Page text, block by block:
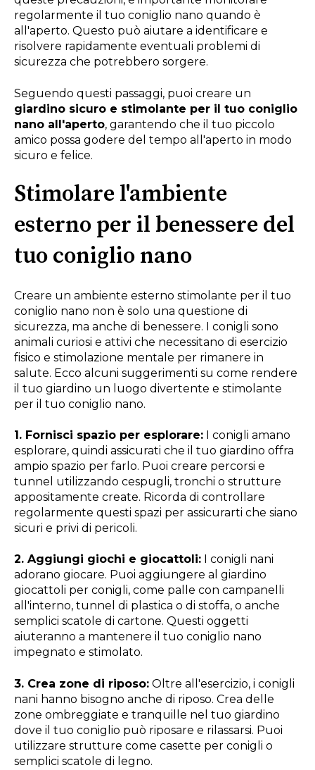
regolarmente il tuo coniglio nano quando è
all'aperto. Questo può aiutare a identificare e
risolvere rapidamente eventuali problemi di
sicurezza che potrebbero sorgere.
Seguendo questi passaggi, puoi creare un
giardino sicuro e stimolante per il tuo coniglio
nano all'aperto, garantendo che il tuo piccolo
amico possa godere del tempo all'aperto in modo
sicuro e felice.
Stimolare l'ambiente
esterno per il benessere del
tuo coniglio nano
Creare un ambiente esterno stimolante per il tuo
coniglio nano non è solo una questione di
sicurezza, ma anche di benessere. I conigli sono
animali curiosi e attivi che necessitano di esercizio
fisico e stimolazione mentale per rimanere in
salute. Ecco alcuni suggerimenti su come rendere
il tuo giardino un luogo divertente e stimolante
per il tuo coniglio nano.
1. Fornisci spazio per esplorare: I conigli amano
esplorare, quindi assicurati che il tuo giardino offra
ampio spazio per farlo. Puoi creare percorsi e
tunnel utilizzando cespugli, tronchi o strutture
appositamente create. Ricorda di controllare
regolarmente questi spazi per assicurarti che siano
sicuri e privi di pericoli.
2. Aggiungi giochi e giocattoli: I conigli nani
adorano giocare. Puoi aggiungere al giardino
giocattoli per conigli, come palle con campanelli
all'interno, tunnel di plastica o di stoffa, o anche
semplici scatole di cartone. Questi oggetti
aiuteranno a mantenere il tuo coniglio nano
impegnato e stimolato.
3. Crea zone di riposo: Oltre all'esercizio, i conigli
nani hanno bisogno anche di riposo. Crea delle
zone ombreggiate e tranquille nel tuo giardino
dove il tuo coniglio può riposare e rilassarsi. Puoi
utilizzare strutture come casette per conigli o
semplici scatole di legno.